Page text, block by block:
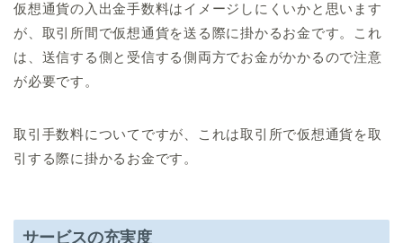
仮想通貨の入出金手数料はイメージしにくいかと思います
が、取引所間で仮想通貨を送る際に掛かるお金です。これ
は、送信する側と受信する側両方でお金がかかるので注意
が必要です。
取引手数料についてですが、これは取引所で仮想通貨を取
引する際に掛かるお金です。
サービスの充実度